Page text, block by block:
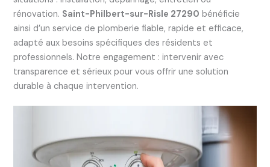
rénovation. Saint-Philbert-sur-Risle 27290 bénéficie
ainsi d’un service de plomberie fiable, rapide et efficace,
adapté aux besoins spécifiques des résidents et
professionnels. Notre engagement : intervenir avec
transparence et sérieux pour vous offrir une solution
durable à chaque intervention.